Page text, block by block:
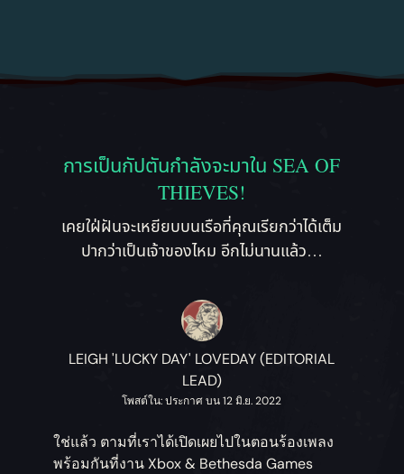
การเป็นกัปตันกำลังจะมาใน SEA OF
THIEVES!
เคยใฝ่ฝันจะเหยียบบนเรือที่คุณเรียกว่าได้เต็ม
ปากว่าเป็นเจ้าของไหม อีกไม่นานแล้ว…
LEIGH 'LUCKY DAY' LOVEDAY (EDITORIAL
LEAD)
โพสต์ใน: ประกาศ บน 12 มิ.ย. 2022
ใช่แล้ว ตามที่เราได้เปิดเผยไปในตอนร้องเพลง
พร้อมกันที่งาน Xbox & Bethesda Games